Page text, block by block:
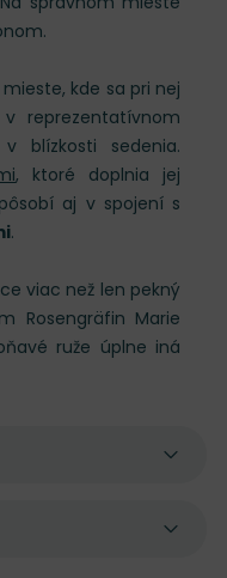
kde sa pri nej
reprezentatívnom
blízkosti sedenia.
, ktoré doplnia jej
aj v spojení s
.
viac než len pekný
Rosengräfin Marie
ruže úplne iná